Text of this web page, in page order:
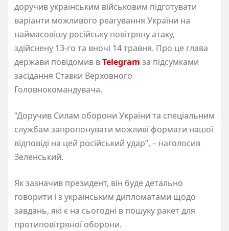
доручив українським військовим підготувати
варіанти можливого реагування України на
наймасовішу російську повітряну атаку,
здійснену 13-го та вночі 14 травня. Про це глава
держави повідомив вTelegram за підсумками
засідання Ставки Верховного
Головнокомандувача.
“Доручив Силам оборони України та спеціальним
службам запропонувати можливі формати нашої
відповіді на цей російський удар”, – наголосив
Зеленський.
Як зазначив президент, він буде детально
говорити і з українським дипломатами щодо
завдань, які є на сьогодні в пошуку ракет для
протиповітряної оборони.